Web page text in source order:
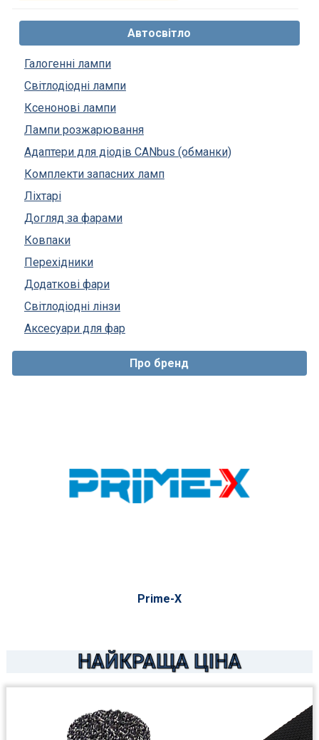
Автосвітло
Галогенні лампи
Світлодіодні лампи
Ксенонові лампи
Лампи розжарювання
Адаптери для діодів CANbus (обманки)
Комплекти запасних ламп
Ліхтарі
Догляд за фарами
Ковпаки
Перехідники
Додаткові фари
Світлодіодні лінзи
Аксесуари для фар
Про бренд
Prime-X
НАЙКРАЩА ЦІНА